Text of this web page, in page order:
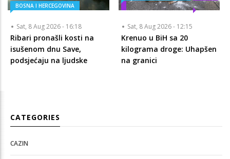
BOSNA I HERCEGOVINA
Sat, 8 Aug 2026 - 16:18
Ribari pronašli kosti na
isušenom dnu Save,
podsjećaju na ljudske
Sat, 8 Aug 2026 - 12:15
Krenuo u BiH sa 20
kilograma droge: Uhapšen
na granici
CATEGORIES
CAZIN